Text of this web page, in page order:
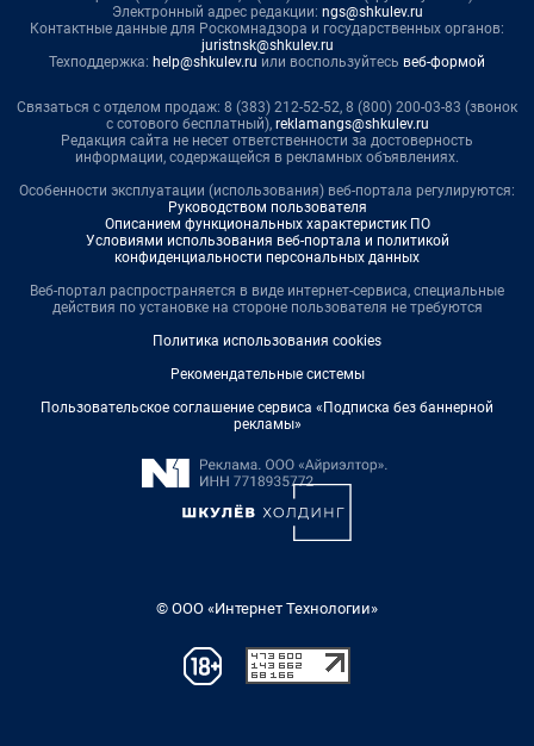
Электронный адрес редакции: ngs@shkulev.ru
Контактные данные для Роскомнадзора и государственных органов:
juristnsk@shkulev.ru
Техподдержка: help@shkulev.ru или воспользуйтесь веб-формой
Связаться с отделом продаж: 8 (383) 212-52-52, 8 (800) 200-03-83 (звонок
с сотового бесплатный), reklamangs@shkulev.ru
Редакция сайта не несет ответственности за достоверность
информации, содержащейся в рекламных объявлениях.
Особенности эксплуатации (использования) веб-портала регулируются:
Руководством пользователя
Описанием функциональных характеристик ПО
Условиями использования веб-портала и политикой
конфиденциальности персональных данных
Веб-портал распространяется в виде интернет-сервиса, специальные
действия по установке на стороне пользователя не требуются
Политика использования cookies
Рекомендательные системы
Пользовательское соглашение сервиса «Подписка без баннерной
рекламы»
© ООО «Интернет Технологии»